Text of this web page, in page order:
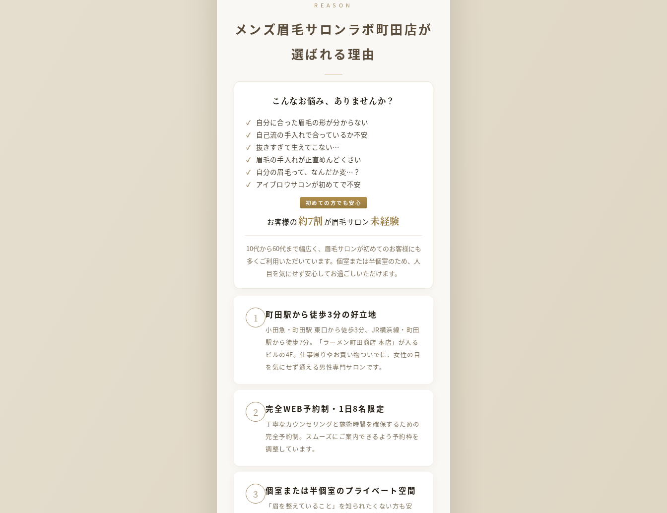
REASON
メンズ眉毛サロンラボ町田店が
選ばれる理由
こんなお悩み、 ありませんか？
自分に合った眉毛の形が分からない
自己流の手入れで合っているか不安
抜きすぎて生えてこない…
眉毛の手入れが正直めんどくさい
自分の眉毛って、なんだか変…？
アイブロウサロンが初めてで不安
初めての方でも安心
お客様の約7割 が眉毛サロン未経験
10代から60代まで幅広く、眉毛サロンが初めてのお客様にも
多くご利用いただいています。個室または半個室のため、人
目を気にせず安心してお過ごしいただけます。
1 町田駅から徒歩3分の好立地
小田急・町田駅 東口から徒歩3分、JR横浜線・町田
駅から徒歩7分。「ラーメン町田商店 本店」が入る
ビルの4F。仕事帰りやお買い物ついでに、女性の目
を気にせず通える男性専門サロンです。
2 完全WEB予約制・1日8名限定
丁寧なカウンセリングと施術時間を確保するための
完全予約制。スムーズにご案内できるよう予約枠を
調整しています。
3 個室または半個室のプライベート空間
「眉を整えていること」を知られたくない方も安